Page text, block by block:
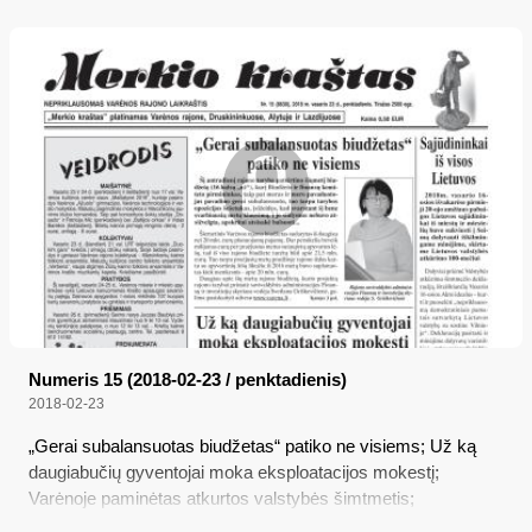
Numeris 15 (2018-02-23 / penktadienis)
2018-02-23
„Gerai subalansuotas biudžetas“ patiko ne visiems; Už ką
daugiabučių gyventojai moka eksploatacijos mokestį;
Varėnoje paminėtas atkurtos valstybės šimtmetis;